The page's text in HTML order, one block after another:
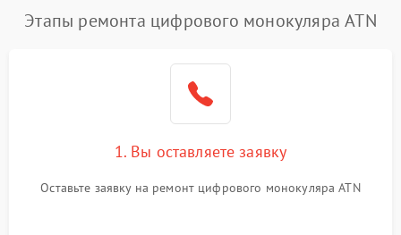
500 ₽
1500 ₽
изображения
1000 ₽ Подробнее →
Этапы ремонта цифрового монокуляра ATN
1. Вы оставляете заявку
Оставьте заявку на ремонт цифрового монокуляра ATN